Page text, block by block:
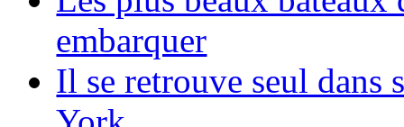
embarquer
Il se retrouve seul dans